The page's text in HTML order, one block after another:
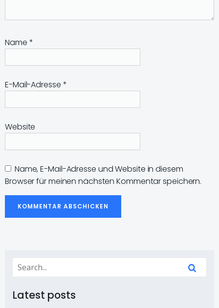
Name *
E-Mail-Adresse *
Website
Name, E-Mail-Adresse und Website in diesem
Browser für meinen nächsten Kommentar speichern.
Latest posts